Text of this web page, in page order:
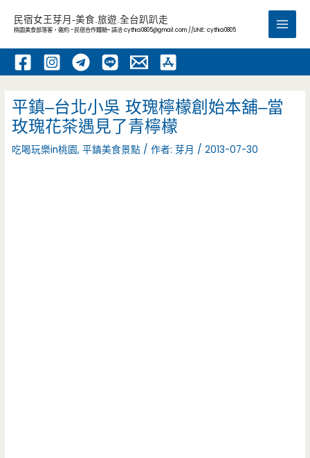
內
民宿女王芽月-美食.旅遊.全台趴趴走
桃園美食部落客，邀約 -民宿合作體驗~ 請洽cythia0805@gmail.com //LINE: cythia0805
Main
平鎮–台北小吳 玫瑰檸檬創始本舖–當
玫瑰花茶遇見了青檸檬
吃喝玩樂in桃園,平鎮美食景點 / 作者:芽月 /2013-07-30